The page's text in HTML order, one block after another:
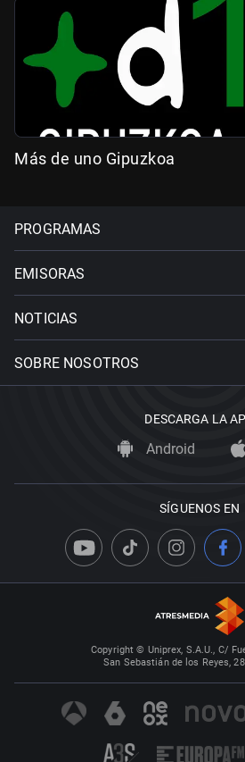
Más de uno Gipuzkoa
PROGRAMAS
EMISORAS
NOTICIAS
SOBRE NOSOTROS
DESCARGA LA
Android
SÍGUENOS EN
Copyright © Uniprex, S.A.U., C/
San Sebastián de los Reyes,